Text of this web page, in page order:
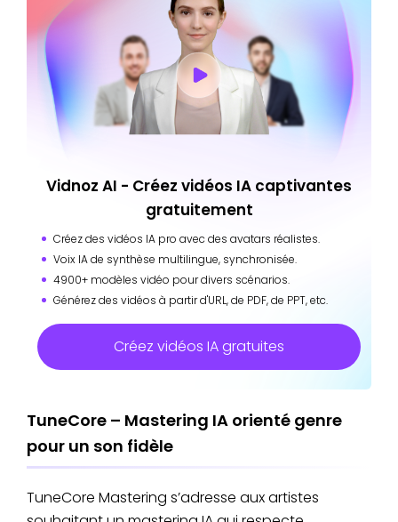
Vidnoz AI - Créez vidéos IA captivantes
gratuitement
Créez des vidéos IA pro avec des avatars réalistes.
Voix IA de synthèse multilingue, synchronisée.
4900+ modèles vidéo pour divers scénarios.
Générez des vidéos à partir d'URL, de PDF, de PPT, etc.
Créez vidéos IA gratuites
TuneCore – Mastering IA orienté genre
pour un son fidèle
TuneCore Mastering s’adresse aux artistes